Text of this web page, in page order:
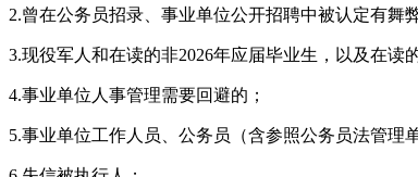
2.曾在公务员招录、事业单位公开招聘中被认定有舞
3.现役军人和在读的非2026年应届毕业生，以及在读
4.事业单位人事管理需要回避的；
5.事业单位工作人员、公务员（含参照公务员法管理